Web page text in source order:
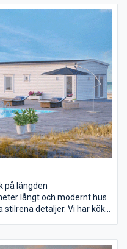
ut sig över hela rummet.
takfönstren inräknade.
övriga rummet och även ut
på längden
långt och modernt hus
stilrena detaljer. Vi har kök
Här har du god uppsikt